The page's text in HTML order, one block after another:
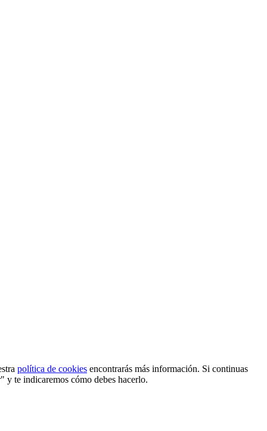
política de cookies encontrarás más información. Si continuas
y te indicaremos cómo debes hacerlo.